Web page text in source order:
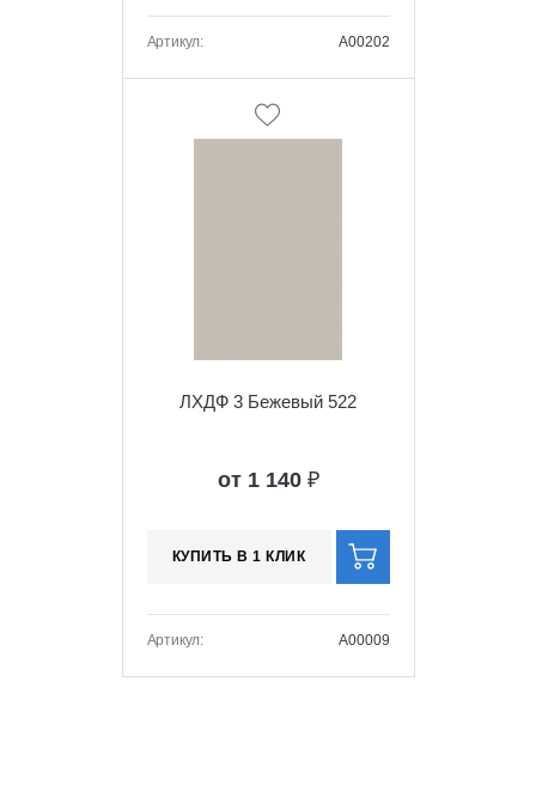
Артикул: A00202
ЛХДФ 3 Бежевый 522
от 1 140 ₽
КУПИТЬ В 1 КЛИК
Артикул: A00009